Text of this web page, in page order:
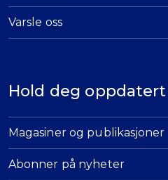
Varsle oss
Hold deg oppdatert
Magasiner og publikasjoner
Abonner på nyheter